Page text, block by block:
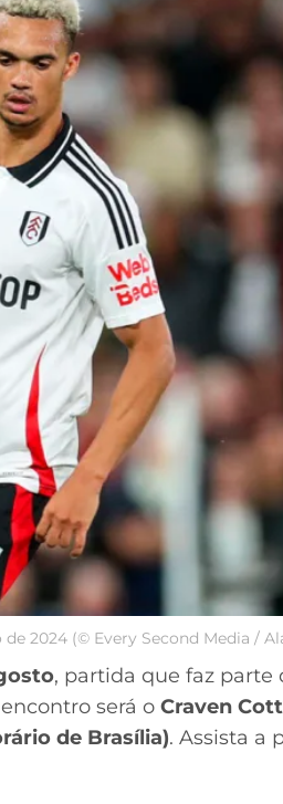
2024 (© Every Second Media /
, partida que faz parte
será o Craven
de Brasília). Assista a